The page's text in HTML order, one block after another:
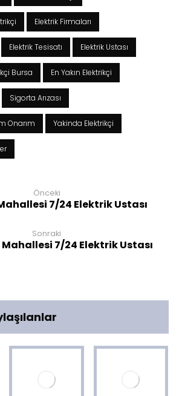
Elektrik Firmaları
Elektrik Tesisatı Elektrik Ustası
Bursa En Yakın Elektrikçi
Sigorta Arızası
Onarım Yakinda Elektrikçi
Önceki
7/24 Elektrik Ustası
Sonraki
7/24 Elektrik Ustası